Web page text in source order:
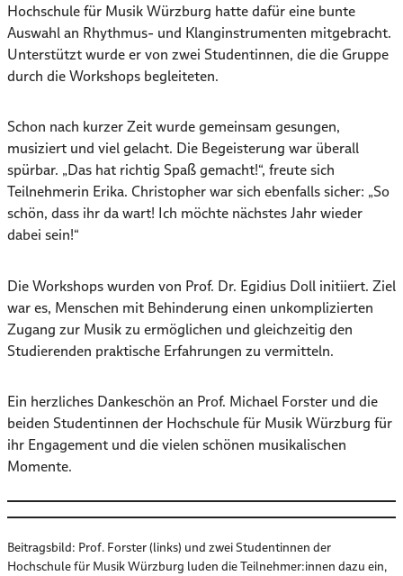
Hochschule für Musik Würzburg hatte dafür eine bunte
Auswahl an Rhythmus- und Klanginstrumenten mitgebracht.
Unterstützt wurde er von zwei Studentinnen, die die Gruppe
durch die Workshops begleiteten.
Schon nach kurzer Zeit wurde gemeinsam gesungen,
musiziert und viel gelacht. Die Begeisterung war überall
spürbar. „Das hat richtig Spaß gemacht!“, freute sich
Teilnehmerin Erika. Christopher war sich ebenfalls sicher: „So
schön, dass ihr da wart! Ich möchte nächstes Jahr wieder
dabei sein!“
Die Workshops wurden von Prof. Dr. Egidius Doll initiiert. Ziel
war es, Menschen mit Behinderung einen unkomplizierten
Zugang zur Musik zu ermöglichen und gleichzeitig den
Studierenden praktische Erfahrungen zu vermitteln.
Ein herzliches Dankeschön an Prof. Michael Forster und die
beiden Studentinnen der Hochschule für Musik Würzburg für
ihr Engagement und die vielen schönen musikalischen
Momente.
Beitragsbild: Prof. Forster (links) und zwei Studentinnen der
Hochschule für Musik Würzburg luden die Teilnehmer:innen dazu ein,